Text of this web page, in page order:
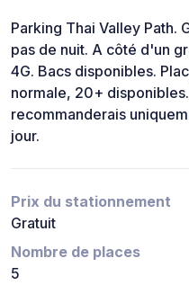
Parking Thai Valley Path.
pas de nuit. A côté d'un
4G. Bacs disponibles.
normale, 20+
recommanderais
jour.
Prix du stationnement
Gratuit
Nombre de places
5